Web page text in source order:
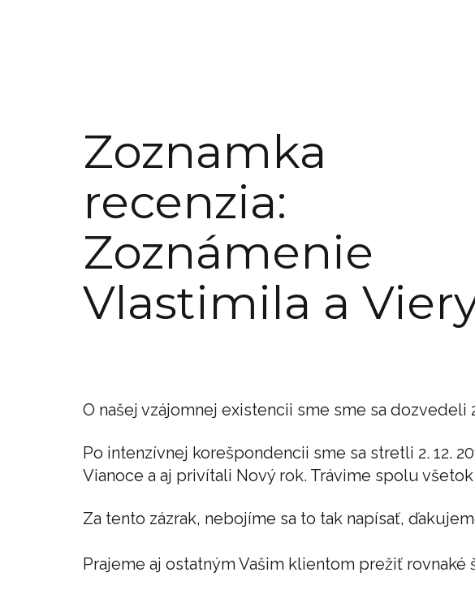
Zoznamka
recenzia:
Zoznámenie
Vlastimila a
O našej vzájomnej existencii sme sme sa dozvedeli
Po intenzívnej korešpondencii sme sa stretli 2. 12.
Vianoce a aj privítali Nový rok. Trávime spolu
Za tento zázrak, nebojíme sa to tak napísať,
Prajeme aj ostatným Vašim klientom prežiť rovnaké